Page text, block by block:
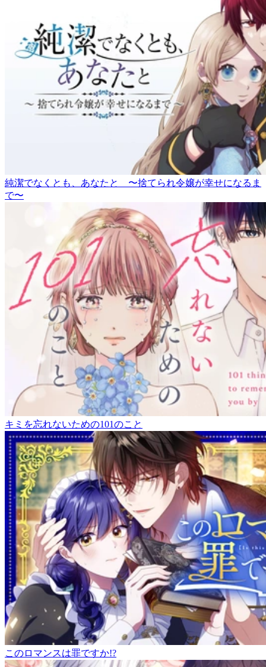
純潔でなくとも、あなたと 〜捨てられ令嬢が幸せになるま
で〜
キミを忘れないための101のこと
このロマンスは罪ですか!?